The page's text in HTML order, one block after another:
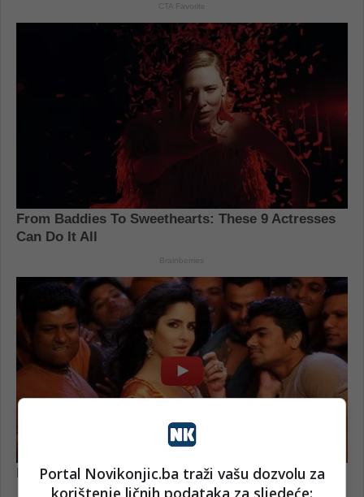
Portal Novikonjic.ba traži vašu dozvolu za
korištenje ličnih podataka za sljedeće: